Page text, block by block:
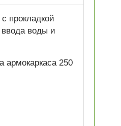
прокладкой
воды и
армокаркаса 250